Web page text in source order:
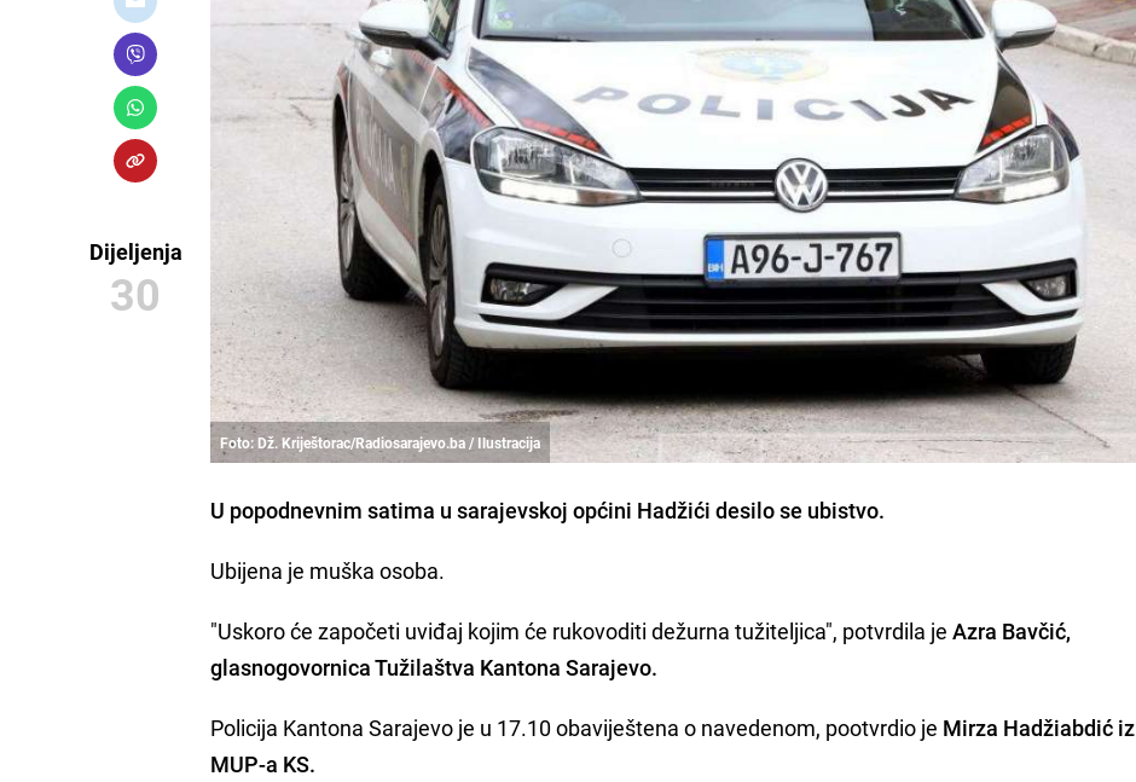
Dijeljenja
30
Foto: Dž. Kriještorac/Radiosarajevo.ba / Ilustracija
U popodnevnim satima u sarajevskoj općini Hadžići desilo se ubistvo.
Ubijena je muška osoba.
"Uskoro će započeti uviđaj kojim će rukovoditi dežurna tužiteljica", potvrdila jeAzra Bavčić,
glasnogovornica Tužilaštva Kantona Sarajevo.
Policija Kantona Sarajevo je u 17.10 obaviještena o navedenom, pootvrdio je Mirza Hadžiabdić iz
MUP-a KS.